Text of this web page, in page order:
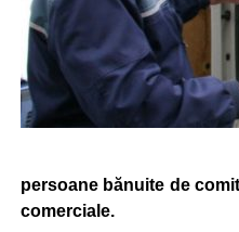
persoane bănuite de
comerciale.